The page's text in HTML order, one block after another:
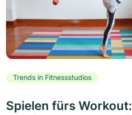
Trends in Fitnessstudios
Spielen fürs